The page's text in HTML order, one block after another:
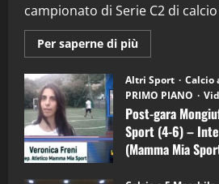
campionato di Serie C2 di
Per saperne di più
informazioni
Post-
gara
Mongiuffi
Melia
–
Mamma
Mia
Sport
6)
Altri Sport
Calcio
PRIMO PIANO
Post-gara
Sport (4-6) –
(Mamma Mia
2 28/04/2026
3
"SportEmpire" in
“SportEmpire” in
(Martedi 21
21/04/2026